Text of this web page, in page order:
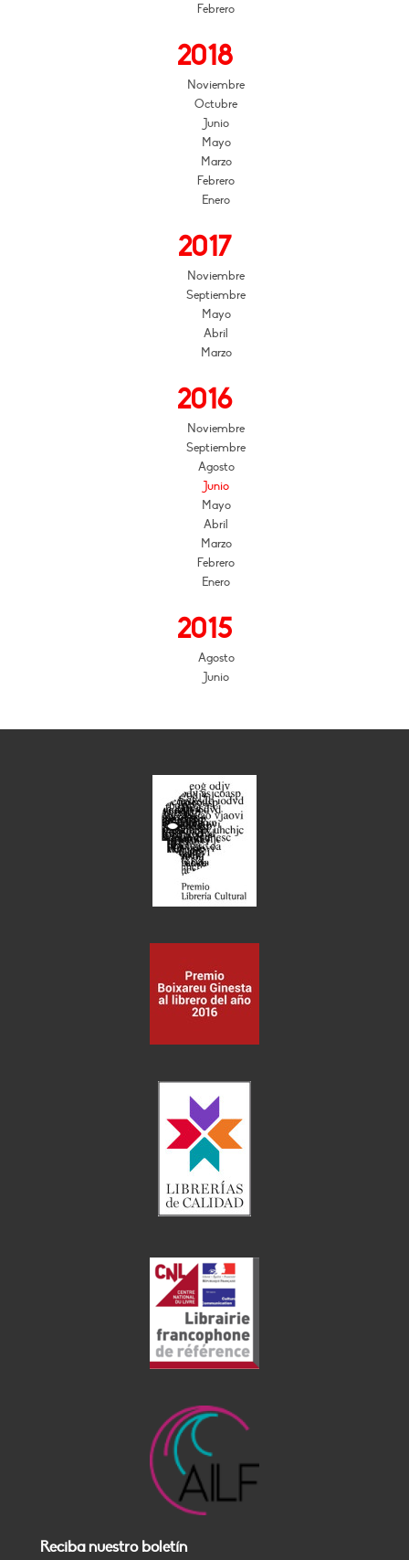
Febrero
2018
Noviembre
Octubre
Junio
Mayo
Marzo
Febrero
Enero
2017
Noviembre
Septiembre
Mayo
Abril
Marzo
2016
Noviembre
Septiembre
Agosto
Junio
Mayo
Abril
Marzo
Febrero
Enero
2015
Agosto
Junio
Reciba nuestro boletín